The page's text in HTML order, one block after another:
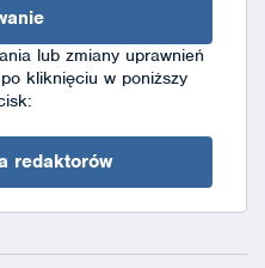
lub zmiany uprawnień
kliknięciu w poniższy
redaktorów